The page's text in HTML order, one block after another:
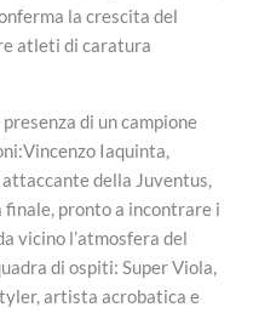
la crescita del
atleti di caratura
di un campione
Iaquinta,
della Juventus,
finale, pronto a incontrare i
vicino l’atmosfera del
di ospiti: Super Viola,
artista acrobatica e